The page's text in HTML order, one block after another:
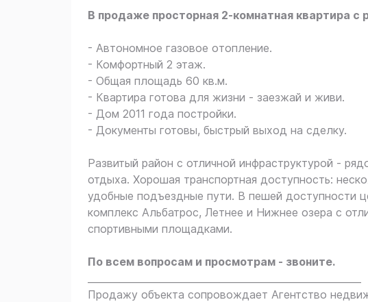
В продаже просторная 2-комнатная квартира с
- Автонoмнoе гaзoвoe oтоплeние.
- Комфортный 2 этаж.
- Общая площадь 60 кв.м.
- Квартира готова для жизни - заезжай и живи.
- Дом 2011 года постройки.
- Документы готовы, быстрый выход на сделку.
Развитый район с отличной инфраструктурой -
отдыха. Хорошая транспортная доступность:
удобные подъездные пути. В пешей доступности
комплекс Альбатрос, Летнее и Нижнее озера с
спортивными площадками.
По всем вопросам и просмотрам - звоните.
Продажу объекта сопровождает Агентство